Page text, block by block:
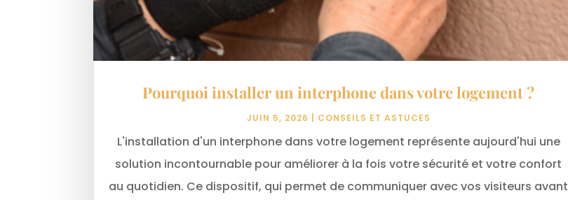
Pourquoi installer un interphone dans votre logement ?
JUIN 5, 2026 CONSEILS ET ASTUCES
L'installation d'un interphone dans votre logement représente aujourd'hui une
solution incontournable pour améliorer à la fois votre sécurité et votre confort
au quotidien. Ce dispositif, qui permet de communiquer avec vos visiteurs avant